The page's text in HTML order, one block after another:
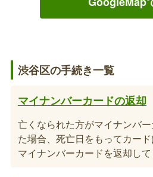
渋谷区の手続き一覧
マイナンバーカードの返却
亡くなられた方がマイナンバ
た場合、死亡日をもってカード
マイナンバーカードを返却し